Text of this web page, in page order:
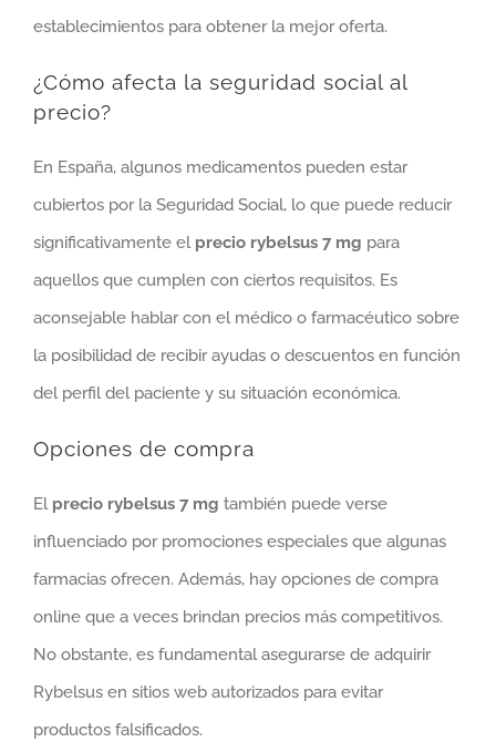
establecimientos para obtener la mejor oferta.
¿Cómo afecta la seguridad social al
precio?
En España, algunos medicamentos pueden estar
cubiertos por la Seguridad Social, lo que puede reducir
significativamente el precio rybelsus 7 mg para
aquellos que cumplen con ciertos requisitos. Es
aconsejable hablar con el médico o farmacéutico sobre
la posibilidad de recibir ayudas o descuentos en función
del perfil del paciente y su situación económica.
Opciones de compra
El precio rybelsus 7 mg también puede verse
influenciado por promociones especiales que algunas
farmacias ofrecen. Además, hay opciones de compra
online que a veces brindan precios más competitivos.
No obstante, es fundamental asegurarse de adquirir
Rybelsus en sitios web autorizados para evitar
productos falsificados.